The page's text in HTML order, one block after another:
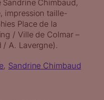
Chimbaud,
impression taille-
Place de la
/ Ville de Colmar –
A. Lavergne).
, Sandrine Chimbaud